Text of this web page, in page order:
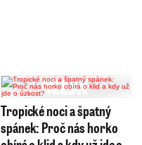
Tropické noci a špatný
spánek: Proč nás horko